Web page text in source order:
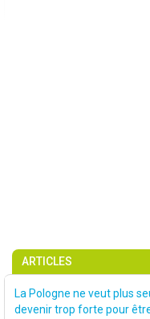
ARTICLES
La Pologne ne veut plus
devenir trop forte pour